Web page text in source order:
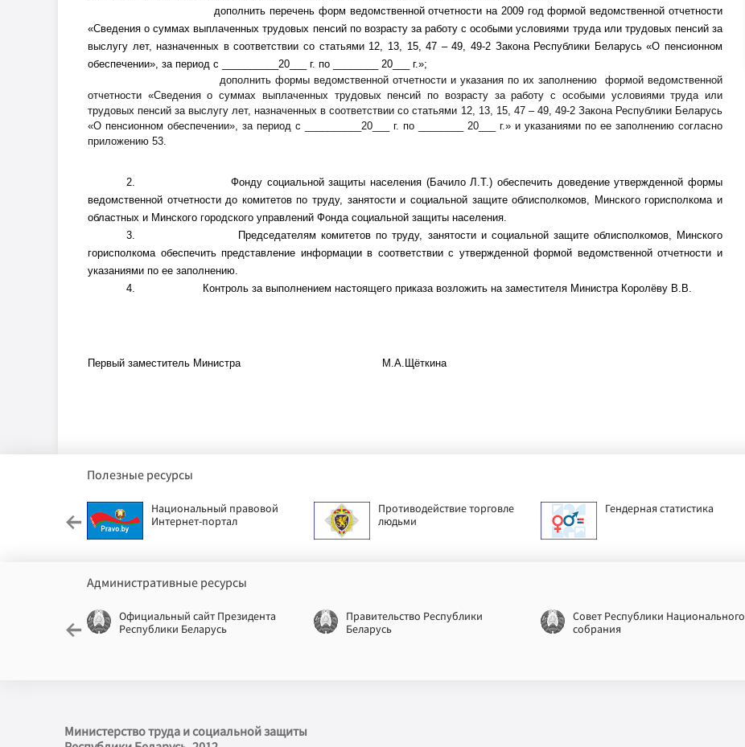
дополнить перечень форм ведомственной отчетности на 2009 год формой ведомственной отчетности
«Сведения о суммах выплаченных трудовых пенсий по возрасту за работу с особыми условиями труда или трудовых пенсий за
выслугу лет, назначенных в соответствии со статьями 12, 13, 15, 47 – 49, 49-2 Закона Республики Беларусь «О пенсионном
обеспечении», за период с __________20___ г. по ________ 20___ г.»;
дополнить формы ведомственной отчетности и указания по их заполнению формой ведомственной
отчетности «Сведения о суммах выплаченных трудовых пенсий по возрасту за работу с особыми условиями труда или
трудовых пенсий за выслугу лет, назначенных в соответствии со статьями 12, 13, 15, 47 – 49, 49-2 Закона Республики Беларусь
«О пенсионном обеспечении», за период с __________20___ г. по ________ 20___ г.» и указаниями по ее заполнению согласно
приложению 53.
2.
Фонду социальной защиты населения (Бачило Л.Т.) обеспечить доведение утвержденной формы
ведомственной отчетности до комитетов по труду, занятости и социальной защите облисполкомов, Минского горисполкома и
областных и Минского городского управлений Фонда социальной защиты населения.
3.
Председателям комитетов по труду, занятости и социальной защите облисполкомов, Минского
горисполкома обеспечить представление информации в соответствии с утвержденной формой ведомственной отчетности и
указаниями по ее заполнению.
4.
Контроль за выполнением настоящего приказа возложить на заместителя Министра Королёву В.В.
Первый заместитель Министра М.А.Щёткина
Полезные ресурсы
Национальный правовой
Интернет-портал
Противодействие торговле
людьми
Гендерная статистика
Административные ресурсы
Официальный сайт Президента
Республики Беларусь
Правительство Республики
Беларусь
Совет Республики Национального
собрания
Министерство труда и социальной защиты